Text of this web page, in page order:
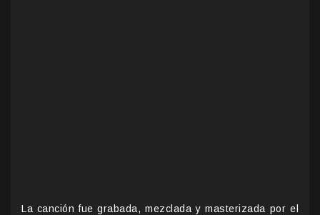
La canción fue grabada, mezclada y masterizada por el